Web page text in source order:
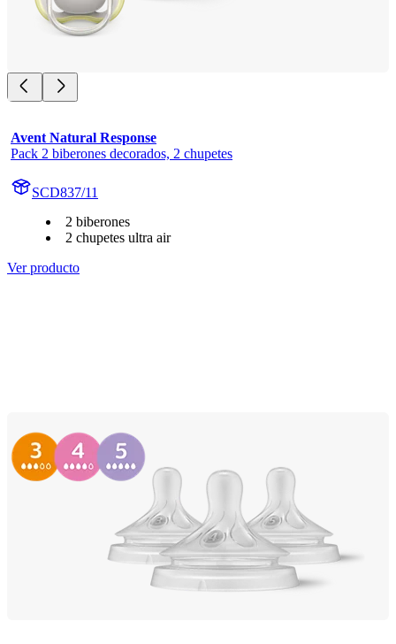
Avent Natural Response
Pack 2 biberones decorados, 2 chupetes
SCD837/11
2 biberones
2 chupetes ultra air
Ver producto